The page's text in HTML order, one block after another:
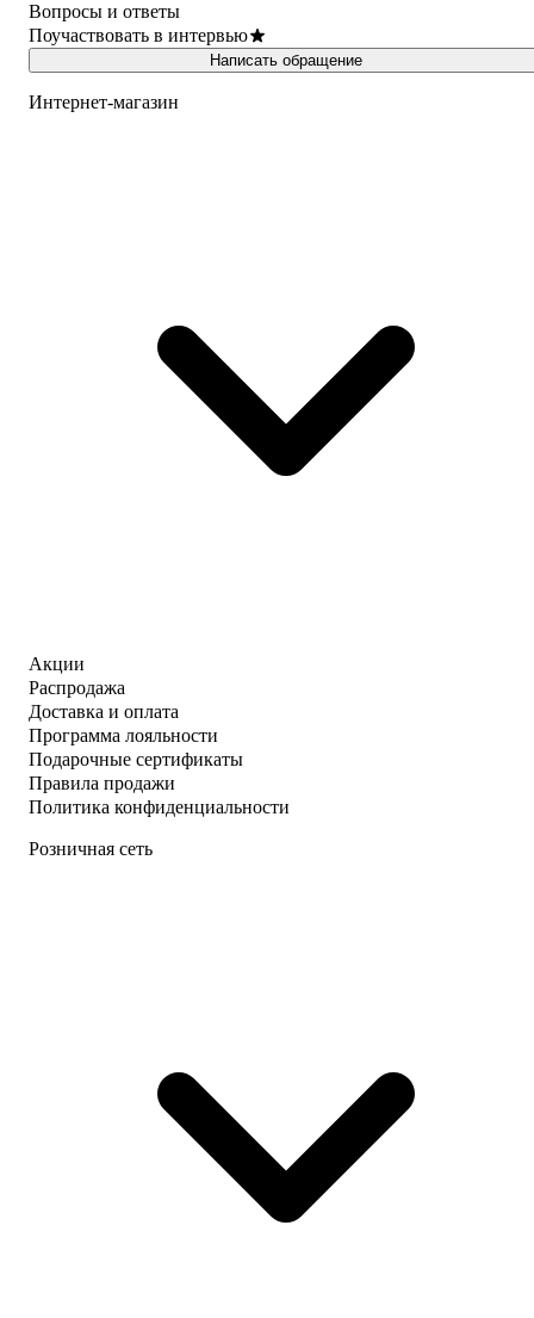
Вопросы и ответы
Поучаствовать в интервью
Написать обращение
Интернет-магазин
Акции
Распродажа
Доставка и оплата
Программа лояльности
Подарочные сертификаты
Правила продажи
Политика конфиденциальности
Розничная сеть